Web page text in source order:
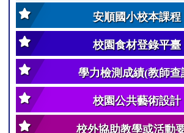
安順國小校本課程
校園食材登錄平臺
學力檢測成績(教師查
校園公共藝術設計
校外協助教學或活動